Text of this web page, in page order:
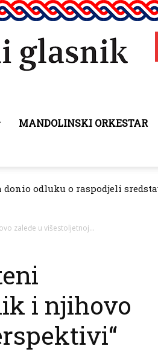
glasnik
MANDOLINSKI ORKESTAR
odluku o raspodjeli
zaleđe u višestoljetnoj...
i njihovo